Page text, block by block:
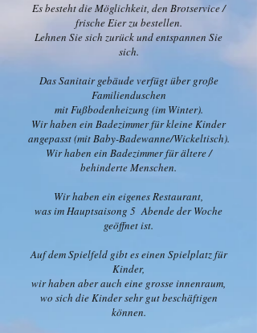
Es besteht die Möglichkeit, den Brotservice /
frische Eier zu bestellen.
Lehnen Sie sich zurück und entspannen Sie
sich.
Das Sanitair gebäude verfügt über große
Familienduschen
mit Fußbodenheizung (im Winter).
Wir haben ein Badezimmer für kleine Kinder
angepasst (mit Baby-Badewanne/Wickeltisch).
Wir haben ein Badezimmer für ältere /
behinderte Menschen.
Wir haben ein eigenes Restaurant,
was im Hauptsaisong 5 Abende der Woche
geöffnet ist.
Auf dem Spielfeld gibt es einen Spielplatz für
Kinder,
wir haben aber auch eine grosse innenraum,
wo sich die Kinder sehr gut beschäftigen
können.